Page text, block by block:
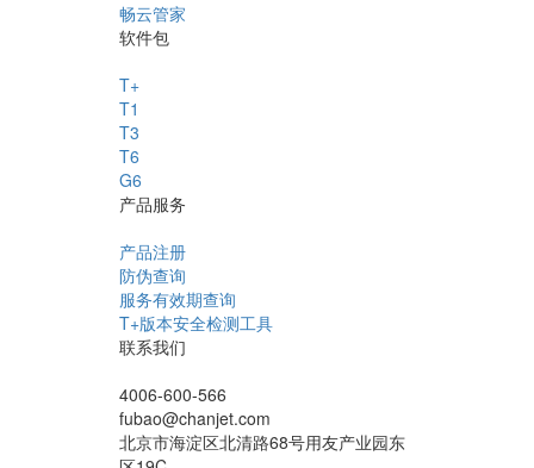
畅云管家
软件包
T+
T1
T3
T6
G6
产品服务
产品注册
防伪查询
服务有效期查询
T+版本安全检测工具
联系我们
4006-600-566
fubao@chanjet.com
北京市海淀区北清路68号用友产业园东